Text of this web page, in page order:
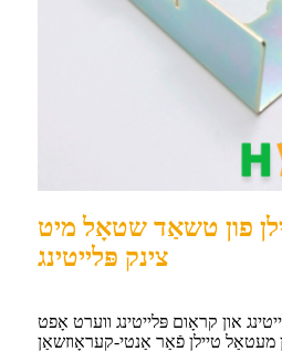
פון טשאַד שטאָל מיט
צינק פּלייטינג
און קראָום פּלייטינג ווערט אָפט
מעטאַל טיילן פֿאַר אַנטי-קעראָוזשאַן